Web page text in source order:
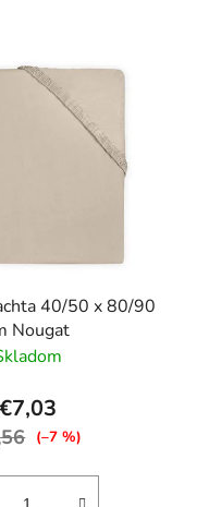
40/50 x 80/90
Nougat
€7,03
(–7 %)